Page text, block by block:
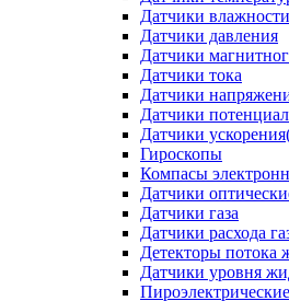
Датчики влажности
Датчики давления
Датчики
Датчики тока
Датчики
Датчики
Датчики
Гироскопы
Компасы
Датчики
Датчики газа
Датчики расхода
Детекторы потока
Датчики уровня